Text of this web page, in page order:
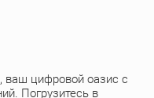
ваш цифровой оазис с
Погрузитесь в